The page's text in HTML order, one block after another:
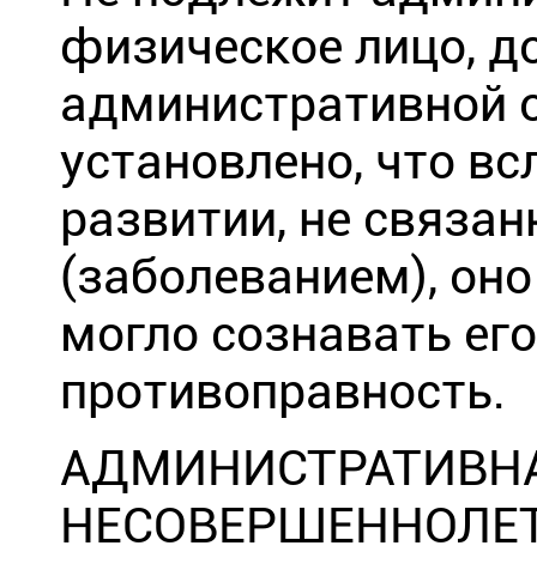
физическое лицо,
административной
установлено, что
развитии, не
(заболеванием),
могло сознавать
противоправность.